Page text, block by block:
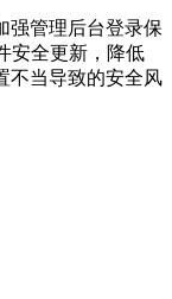
管理后台登录保
安全更新，降低
不当导致的安全风